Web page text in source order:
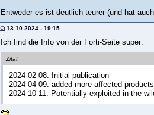
Entweder es ist deutlich teurer (und hat
13.10.2024 - 19:15
Ich find die Info von der Forti-Seite super:
Zitat
2024-02-08: Initial publication
2024-04-09: added more affected products
2024-10-11: Potentially exploited in the